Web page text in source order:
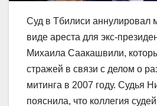
Суд в Тбилиси аннулировал
виде ареста для экс-
Михаила Саакашвили,
стражей в связи с делом о
митинга в 2007 году. Судья
пояснила, что коллегия